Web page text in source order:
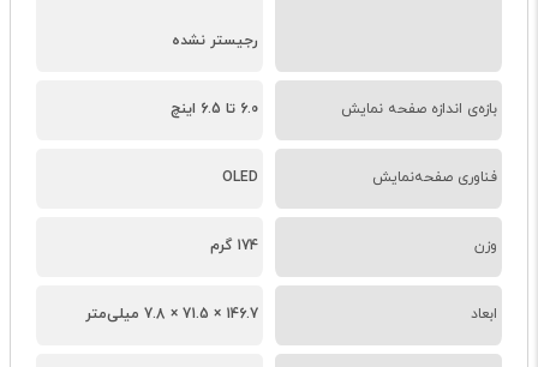
رجیستر نشده
بازه‌ی اندازه صفحه نمایش 6.0 تا 6.5 اینچ
فناوری صفحه‌نمایش OLED
وزن 174 گرم
ابعاد 146.7 × 71.5 × 7.8 میلی‌متر